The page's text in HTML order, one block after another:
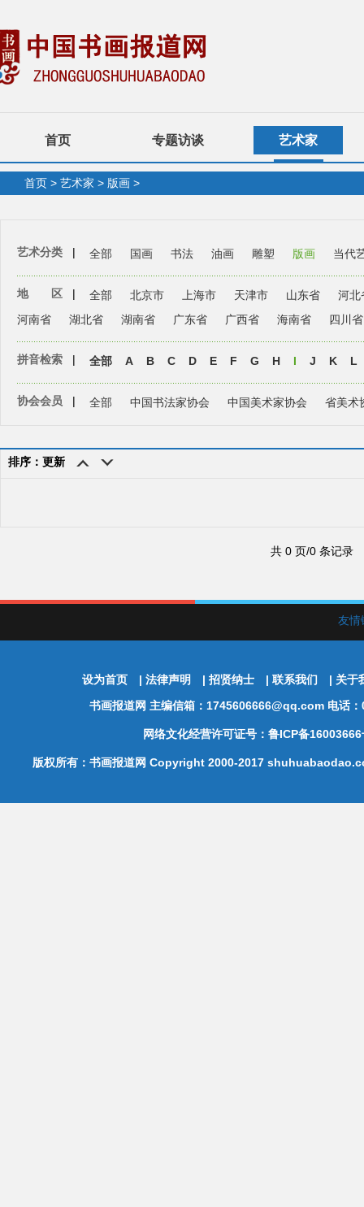
首页 专题访谈 艺术家
首页 > 艺术家 > 版画 >
艺术分类 | 全部 国画 书法 油画 雕塑 版画 当代
地 区 | 全部 北京市 上海市 天津市 山东省
河北
河南省
湖北省 湖南省 广东省 广西省 海南省 四川省
拼音检索 | 全部 A B C D E F G H I J K L
协会会员 | 全部 中国书法家协会 中国美术家协会 省美术
排序：更新
共 0 页/0 条记录
友
设为首页 | 法律声明 | 招贤纳士 | 联系我们 | 关于
书画报道网 主编信箱：1745606666@qq.com 电话
网络文化经营许可证号：鲁ICP备
版权所有：书画报道网 Copyright 2000-2017